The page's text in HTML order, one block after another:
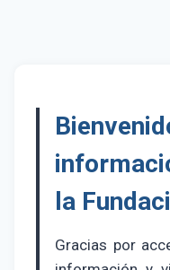
la
Gracias por